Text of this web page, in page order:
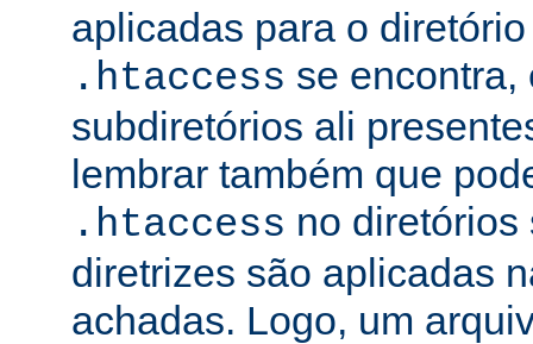
aplicadas para o
.htaccess se encontra,
subdiretórios ali
lembrar também que
.htaccess no diretórios
diretrizes são aplicadas
achadas. Logo, um